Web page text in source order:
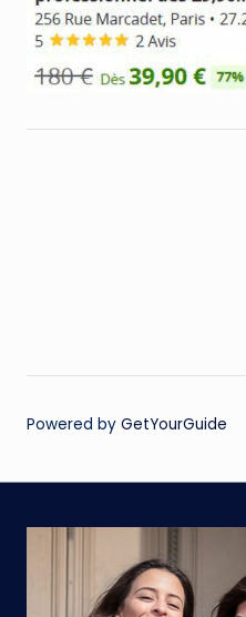
Powered by GetYourGuide